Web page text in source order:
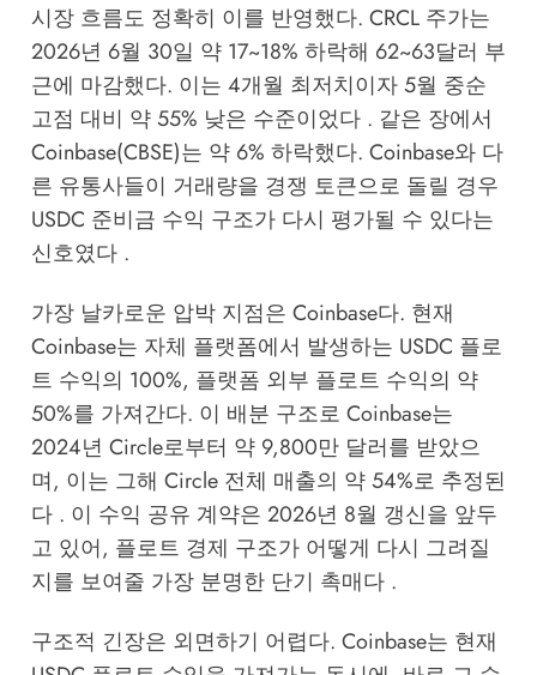
시장 흐름도 정확히 이를 반영했다. CRCL 주가는
2026년 6월 30일 약 17~18% 하락해 62~63달러 부
근에 마감했다. 이는 4개월 최저치이자 5월 중순
고점 대비 약 55% 낮은 수준이었다 . 같은 장에서
Coinbase(CBSE)는 약 6% 하락했다. Coinbase와 다
른 유통사들이 거래량을 경쟁 토큰으로 돌릴 경우
USDC 준비금 수익 구조가 다시 평가될 수 있다는
신호였다 .
가장 날카로운 압박 지점은 Coinbase다. 현재
Coinbase는 자체 플랫폼에서 발생하는 USDC 플로
트 수익의 100%, 플랫폼 외부 플로트 수익의 약
50%를 가져간다. 이 배분 구조로 Coinbase는
2024년 Circle로부터 약 9,800만 달러를 받았으
며, 이는 그해 Circle 전체 매출의 약 54%로 추정된
다 . 이 수익 공유 계약은 2026년 8월 갱신을 앞두
고 있어, 플로트 경제 구조가 어떻게 다시 그려질
지를 보여줄 가장 분명한 단기 촉매다 .
구조적 긴장은 외면하기 어렵다. Coinbase는 현재